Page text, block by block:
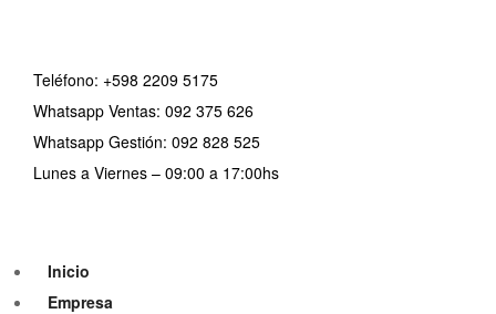
Teléfono: +598 2209 5175
Whatsapp Ventas: 092 375 626
Whatsapp Gestión: 092 828 525
Lunes a Viernes – 09:00 a 17:00hs
Inicio
Empresa